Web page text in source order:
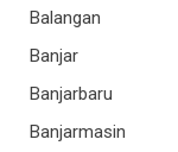
Balangan
Banjar
Banjarbaru
Banjarmasin